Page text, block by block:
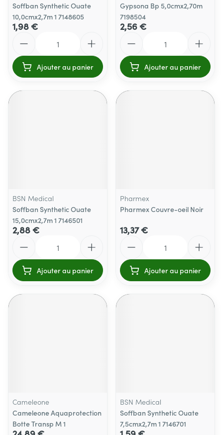
Soffban Synthetic Ouate
10,0cmx2,7m 1 7148605
1,98 €
Ajouter au panier
Gypsona Bp 5,0cmx2,70m
7198504
2,56 €
Ajouter au panier
BSN Medical
Soffban Synthetic Ouate
15,0cmx2,7m 1 7146501
2,88 €
Ajouter au panier
Pharmex
Pharmex Couvre-oeil Noir
13,37 €
Ajouter au panier
Cameleone
Cameleone Aquaprotection
Botte Transp M 1
BSN Medical
Soffban Synthetic Ouate
7,5cmx2,7m 1 7146701